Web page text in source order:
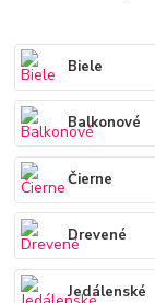
Biele
Balkonové
Čierne
Drevené
Jedálenské